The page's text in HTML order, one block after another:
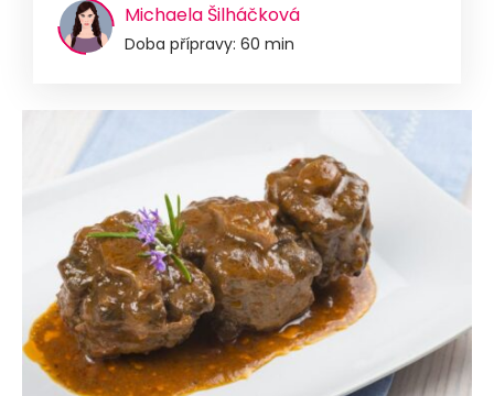
Michaela Šilháčková
Doba přípravy: 60 min